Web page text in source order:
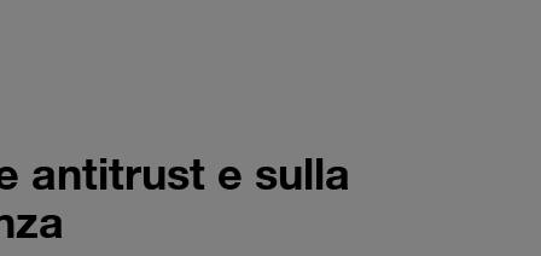
antitrust e sulla